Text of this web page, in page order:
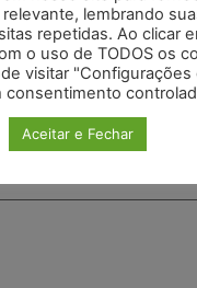
comentário
e-mail não será
com*
lembrando
repetidas. Ao clicar
o uso de TODOS os
visitar "Configurações
consentimento
Aceitar e Fechar